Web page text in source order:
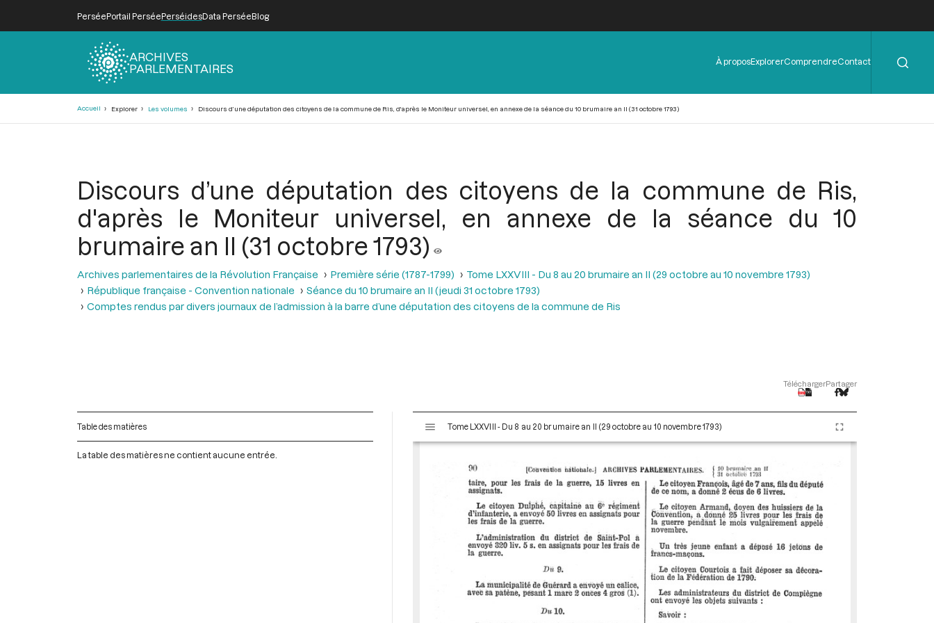
PerséePortail PerséePerséidesData PerséeBlog
ARCHIVES
PARLEMENTAIRES
Menu
de
À proposExplorerComprendreContact
Accueil Explorer Les volumes Discours d’une députation des citoyens de la commune de Ris, d'après le Moniteur universel, en annexe de la séance du 10 brumaire an II (31 octobre 1793)
Discours d’une députation des citoyens de la commune de Ris,
d'après le Moniteur universel, en annexe de la séance du 10
brumaire an II (31 octobre 1793)
Archives parlementaires de la Révolution Française Première série (1787-1799)
Tome LXXVIII - Du 8 au 20 brumaire an II (29 octobre au 10 novembre 1793)
République française - Convention nationale
Séance du 10 brumaire an II (jeudi 31 octobre 1793)
Comptes rendus par divers journaux de l’admission à la barre d’une députation des citoyens de la commune de Ris
TéléchargerPartager
Table des matières
La table des matières ne contient aucune entrée.
s
Tome LXXVIII - Du 8 au 20 brumaire an II (29 octobre au 10 novembre 1793)